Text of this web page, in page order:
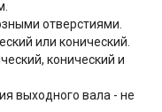
отверстиями.
или конический.
конический и
выходного вала - не